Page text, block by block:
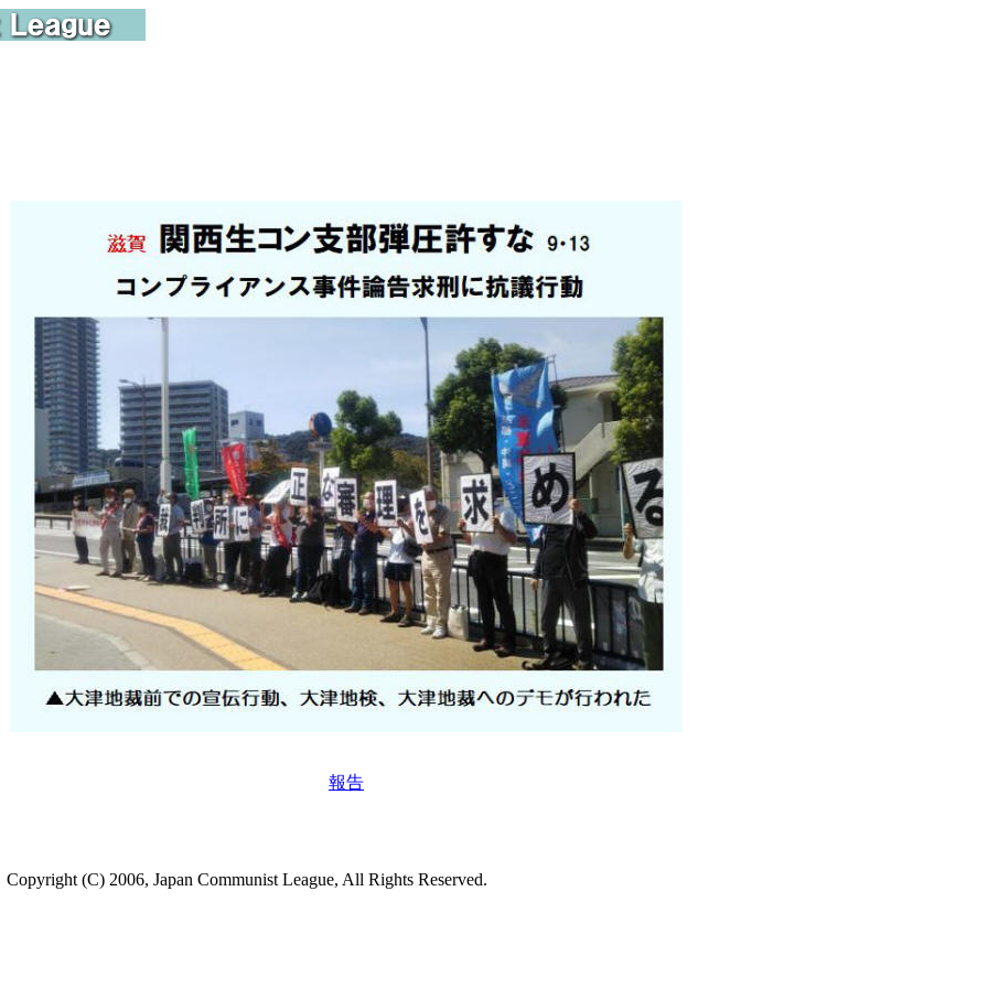
報告
Copyright (C) 2006, Japan Communist League, All Rights Reserved.